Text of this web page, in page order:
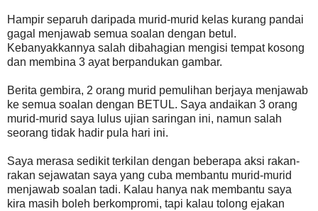
Hampir separuh daripada murid-murid kelas kurang pandai
gagal menjawab semua soalan dengan betul.
Kebanyakkannya salah dibahagian mengisi tempat kosong
dan membina 3 ayat berpandukan gambar.
Berita gembira, 2 orang murid pemulihan berjaya menjawab
ke semua soalan dengan BETUL. Saya andaikan 3 orang
murid-murid saya lulus ujian saringan ini, namun salah
seorang tidak hadir pula hari ini.
Saya merasa sedikit terkilan dengan beberapa aksi rakan-
rakan sejawatan saya yang cuba membantu murid-murid
menjawab soalan tadi. Kalau hanya nak membantu saya
kira masih boleh berkompromi, tapi kalau tolong ejakan